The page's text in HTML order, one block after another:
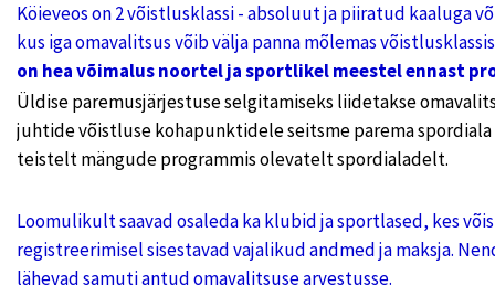
Köieveos on 2 võistlusklassi - absoluut ja piiratud kaaluga
kus iga omavalitsus võib välja panna mõlemas
on hea võimalus noortel ja sportlikel meestel ennast
Üldise paremusjärjestuse selgitamiseks liidetakse
juhtide võistluse kohapunktidele seitsme parema
teistelt mängude programmis olevatelt spordialadelt.
Loomulikult saavad osaleda ka klubid ja sportlased, kes
registreerimisel sisestavad vajalikud andmed ja maksja.
lähevad samuti antud omavalitsuse arvestusse.